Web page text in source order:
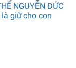
NGUYỄN ĐỨC
giữ cho con